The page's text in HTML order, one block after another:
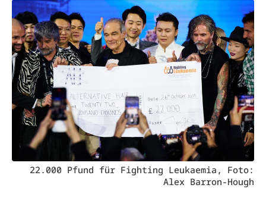
22.000 Pfund für Fighting Leukaemia, Foto:
Alex Barron-Hough